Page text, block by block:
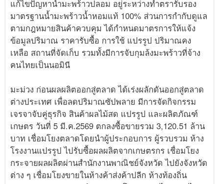
แก้ไขปัญหาน้ำมะพร้าวปลอม อยู่ระหว่างทำตรารับรอง
มาตรฐานน้ำมะพร้าวน้ำหอมแท้ 100% ส่วนการกำกับดูแล
ตามกฎหมายสินค้าควบคุม ได้กำหนดมาตรการให้แจ้ง
ข้อมูลปริมาณ ราคารับซื้อ การใช้ แปรรูป ปริมาณคง
เหลือ สถานที่จัดเก็บ รวมทั้งมีการจับกุมล้งมะพร้าวที่จ้าง
คนไทยเป็นนอมินี
มะม่วง ก่อนผลผลิตออกสู่ตลาด ได้เร่งผลักดันออกสู่ตลาด
ต่างประเทศ เพื่อลดปริมาณซัปพลาย มีการจัดกิจกรรม
เจรจาจับคู่ธุรกิจ สินค้าผลไม้สด แปรรูป และผลิตภัณฑ์
เกษตร วันที่ 5 มี.ค.2569 ตกลงซื้อขายรวม 3,120.51 ล้าน
บาท เชื่อมโยงตลาดโดยนำผู้ประกอบการ ผู้รวบรวม ห้าง
โรงงานแปรรูป ไปรับซื้อผลผลิตจากเกษตรกร เชื่อมโยง
กระจายผลผลิตผ่านสำนักงานพาณิชย์จังหวัด ไปยังจังหวัด
ต่าง ๆ เชื่อมโยงขายในห้างค้าส่งค้าปลีก ห้างท้องถิ่น